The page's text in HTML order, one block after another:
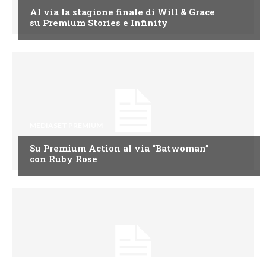
Al via la stagione finale di Will & Grace
su Premium Stories e Infinity
Su Premium Action al via “Batwoman”
con Ruby Rose